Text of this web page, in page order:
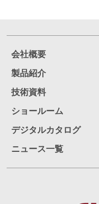
会社概要
製品紹介
技術資料
ショールーム
デジタルカタログ
ニュース一覧